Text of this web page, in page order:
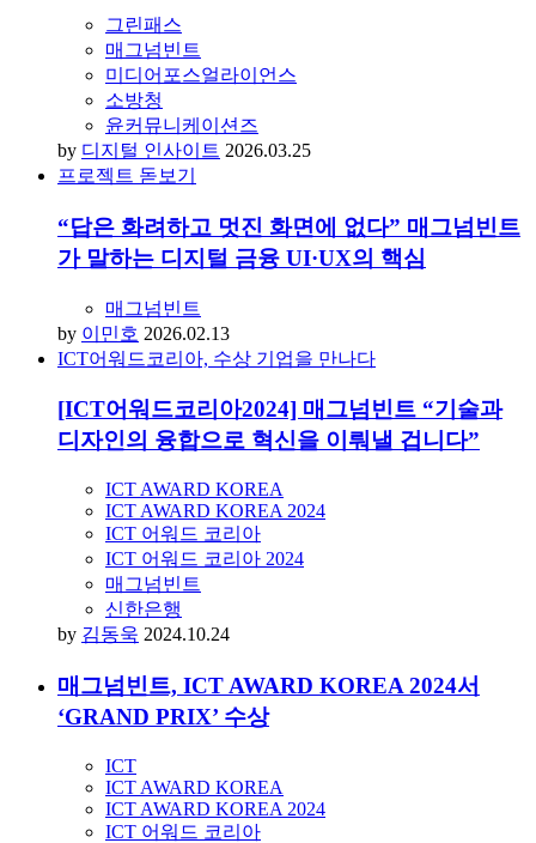
그린패스
매그넘빈트
미디어포스얼라이언스
소방청
윤커뮤니케이션즈
by 디지털 인사이트 2026.03.25
프로젝트 돋보기
“답은 화려하고 멋진 화면에 없다” 매그넘빈트
가 말하는 디지털 금융 UI·UX의 핵심
매그넘빈트
by 이민호 2026.02.13
ICT어워드코리아, 수상 기업을 만나다
[ICT어워드코리아2024] 매그넘빈트 “기술과
디자인의 융합으로 혁신을 이뤄낼 겁니다”
ICT AWARD KOREA
ICT AWARD KOREA 2024
ICT 어워드 코리아
ICT 어워드 코리아 2024
매그넘빈트
신한은행
by 김동욱 2024.10.24
매그넘빈트, ICT AWARD KOREA 2024서
‘GRAND PRIX’ 수상
ICT
ICT AWARD KOREA
ICT AWARD KOREA 2024
ICT 어워드 코리아